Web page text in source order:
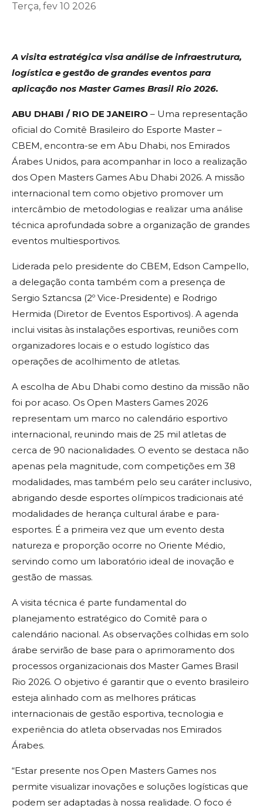
Terça, fev 10 2026
A visita estratégica visa análise de infraestrutura,
logística e gestão de grandes eventos para
aplicação nos Master Games Brasil Rio 2026.
ABU DHABI / RIO DE JANEIRO – Uma representação
oficial do Comitê Brasileiro do Esporte Master –
CBEM, encontra-se em Abu Dhabi, nos Emirados
Árabes Unidos, para acompanhar in loco a realização
dos Open Masters Games Abu Dhabi 2026. A missão
internacional tem como objetivo promover um
intercâmbio de metodologias e realizar uma análise
técnica aprofundada sobre a organização de grandes
eventos multiesportivos.
Liderada pelo presidente do CBEM, Edson Campello,
a delegação conta também com a presença de
Sergio Sztancsa (2º Vice-Presidente) e Rodrigo
Hermida (Diretor de Eventos Esportivos). A agenda
inclui visitas às instalações esportivas, reuniões com
organizadores locais e o estudo logístico das
operações de acolhimento de atletas.
A escolha de Abu Dhabi como destino da missão não
foi por acaso. Os Open Masters Games 2026
representam um marco no calendário esportivo
internacional, reunindo mais de 25 mil atletas de
cerca de 90 nacionalidades. O evento se destaca não
apenas pela magnitude, com competições em 38
modalidades, mas também pelo seu caráter inclusivo,
abrigando desde esportes olímpicos tradicionais até
modalidades de herança cultural árabe e para-
esportes. É a primeira vez que um evento desta
natureza e proporção ocorre no Oriente Médio,
servindo como um laboratório ideal de inovação e
gestão de massas.
A visita técnica é parte fundamental do
planejamento estratégico do Comitê para o
calendário nacional. As observações colhidas em solo
árabe servirão de base para o aprimoramento dos
processos organizacionais dos Master Games Brasil
Rio 2026. O objetivo é garantir que o evento brasileiro
esteja alinhado com as melhores práticas
internacionais de gestão esportiva, tecnologia e
experiência do atleta observadas nos Emirados
Árabes.
“Estar presente nos Open Masters Games nos
permite visualizar inovações e soluções logísticas que
podem ser adaptadas à nossa realidade. O foco é